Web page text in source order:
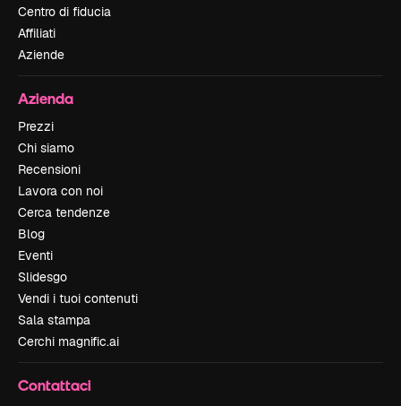
Centro di fiducia
Affiliati
Aziende
Azienda
Prezzi
Chi siamo
Recensioni
Lavora con noi
Cerca tendenze
Blog
Eventi
Slidesgo
Vendi i tuoi contenuti
Sala stampa
Cerchi magnific.ai
Contattaci